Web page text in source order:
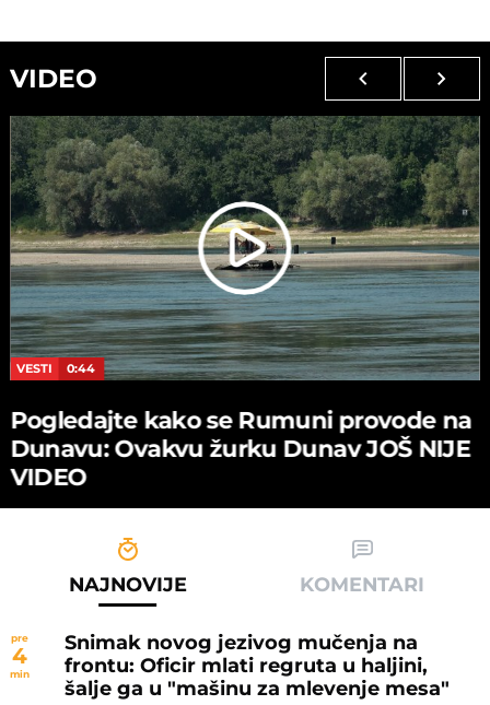
VIDEO
VESTI 0:44
Pogledajte kako se Rumuni provode na
Dunavu: Ovakvu žurku Dunav JOŠ NIJE
VIDEO
NAJNOVIJE KOMENTARI
pre
4
min
Snimak novog jezivog mučenja na
frontu: Oficir mlati regruta u haljini,
šalje ga u "mašinu za mlevenje mesa"